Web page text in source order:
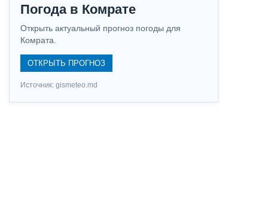
Погода в Комрате
Открыть актуальный прогноз погоды для
Комрата.
ОТКРЫТЬ ПРОГНОЗ
Источник: gismeteo.md